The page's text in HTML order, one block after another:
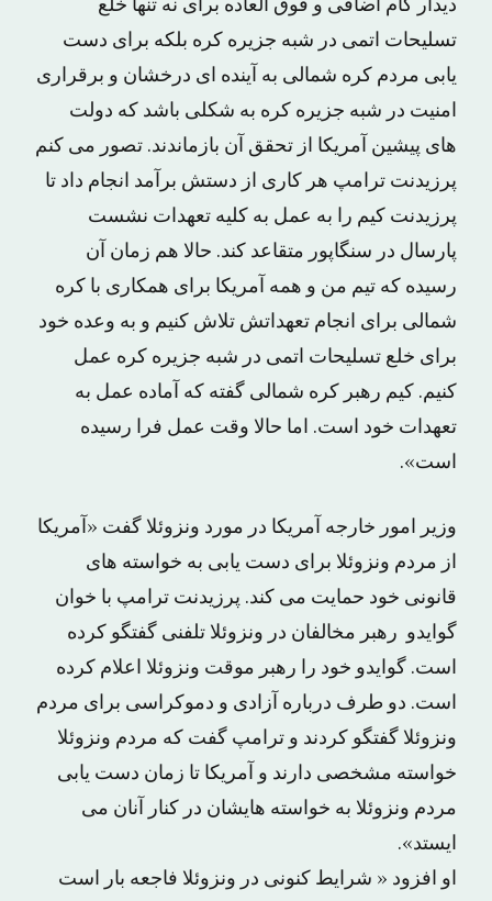
دیدار گام اضافی و فوق العاده برای نه تنها خلع
تسلیحات اتمی در شبه جزیره کره بلکه برای دست
یابی مردم کره شمالی به آینده ای درخشان و برقراری
امنیت در شبه جزیره کره به شکلی باشد که دولت
های پیشین آمریکا از تحقق آن بازماندند. تصور می کنم
پرزیدنت ترامپ هر کاری از دستش برآمد انجام داد تا
پرزیدنت کیم را به عمل به کلیه تعهدات نشست
پارسال در سنگاپور متقاعد کند. حالا هم زمان آن
رسیده که تیم من و همه آمریکا برای همکاری با کره
شمالی برای انجام تعهداتش تلاش کنیم و به وعده خود
برای خلع تسلیحات اتمی در شبه جزیره کره عمل
کنیم. کیم رهبر کره شمالی گفته که آماده عمل به
تعهدات خود است. اما حالا وقت عمل فرا رسیده
است».
وزیر امور خارجه آمریکا در مورد ونزوئلا گفت «آمریکا
از مردم ونزوئلا برای دست یابی به خواسته های
قانونی خود حمایت می کند. پرزیدنت ترامپ با خوان
گوایدو رهبر مخالفان در ونزوئلا تلفنی گفتگو کرده
است. گوایدو خود را رهبر موقت ونزوئلا اعلام کرده
است. دو طرف درباره آزادی و دموکراسی برای مردم
ونزوئلا گفتگو کردند و ترامپ گفت که مردم ونزوئلا
خواسته مشخصی دارند و آمریکا تا زمان دست یابی
مردم ونزوئلا به خواسته هایشان در کنار آنان می
ایستد».
او افزود « شرایط کنونی در ونزوئلا فاجعه بار است